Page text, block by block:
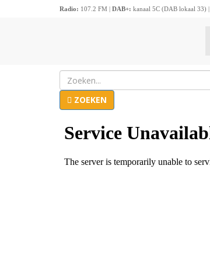
Radio: 107.2 FM | DAB+: kanaal 5C (DAB lokaal 33) |
ZOEKEN